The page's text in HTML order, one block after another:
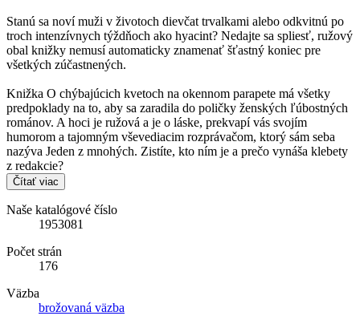
Stanú sa noví muži v životoch dievčat trvalkami alebo odkvitnú po
troch intenzívnych týždňoch ako hyacint? Nedajte sa spliesť, ružový
obal knižky nemusí automaticky znamenať šťastný koniec pre
všetkých zúčastnených.
Knižka O chýbajúcich kvetoch na okennom parapete má všetky
predpoklady na to, aby sa zaradila do poličky ženských ľúbostných
románov. A hoci je ružová a je o láske, prekvapí vás svojím
humorom a tajomným vševediacim rozprávačom, ktorý sám seba
nazýva Jeden z mnohých. Zistíte, kto ním je a prečo vynáša klebety
z redakcie?
Čítať viac
Naše katalógové číslo
1953081
Počet strán
176
Väzba
brožovaná väzba